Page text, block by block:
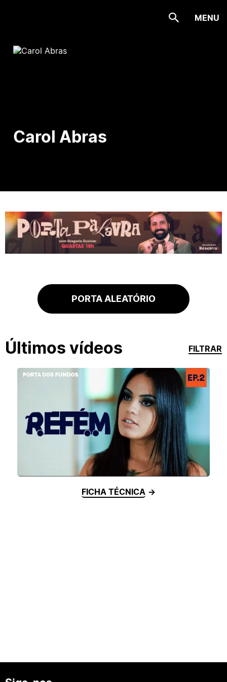
MENU
Carol Abras
PORTA ALEATÓRIO
Últimos vídeos FILTRAR
FICHA TÉCNICA